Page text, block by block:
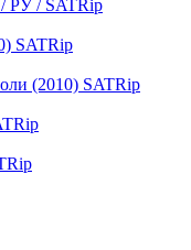
РУ / SATRip
SATRip
(2010) SATRip